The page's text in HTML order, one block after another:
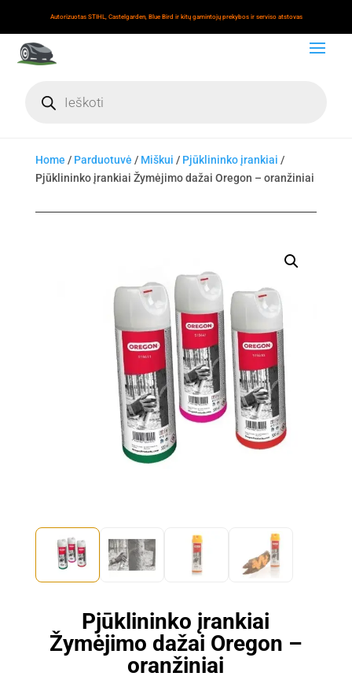
Autorizuotas STIHL, Castelgarden, Blue Bird ir kitų gamintojų prekybos ir serviso atstovas
search
Home / Parduotuvė / Miškui / Pjūklininko įrankiai /
Pjūklininko įrankiai Žymėjimo dažai Oregon – oranžiniai
Pjūklininko įrankiai
Žymėjimo dažai Oregon –
oranžiniai